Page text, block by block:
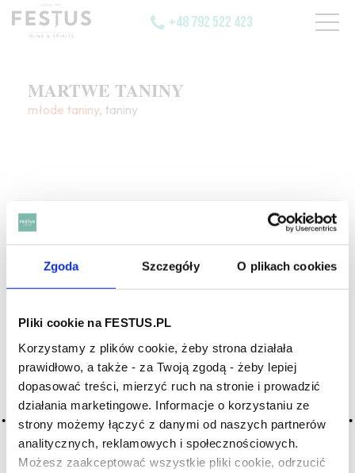
Zgoda Szczegóły O plikach cookies
Pliki cookie na FESTUS.PL
Korzystamy z plików cookie, żeby strona działała
prawidłowo, a także - za Twoją zgodą - żeby lepiej
dopasować treści, mierzyć ruch na stronie i prowadzić
działania marketingowe. Informacje o korzystaniu ze
strony możemy łączyć z danymi od naszych partnerów
analitycznych, reklamowych i społecznościowych.
Możesz zaakceptować wszystkie pliki cookie, odrzucić
+48 792 522 423
MARTWE TANINY
młode taniny, taniny
SZUKAJ W SŁOWNIKU
WYBIERZ LITERĘ ALFABETU PONIŻEJ:
A B C-Ć D E F G
H I J K L-Ł M N
O-Ó P Q R S-Ś T
U V W X-Y
Z-Ź-Ż